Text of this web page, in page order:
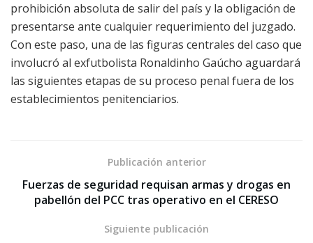
prohibición absoluta de salir del país y la obligación de
presentarse ante cualquier requerimiento del juzgado.
Con este paso, una de las figuras centrales del caso que
involucró al exfutbolista Ronaldinho Gaúcho aguardará
las siguientes etapas de su proceso penal fuera de los
establecimientos penitenciarios.
Publicación anterior
Fuerzas de seguridad requisan armas y drogas en
pabellón del PCC tras operativo en el CERESO
Siguiente publicación